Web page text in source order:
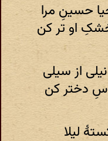
حسینِ مرا
او تر کن
از سیلی
دختر کن
لیلا